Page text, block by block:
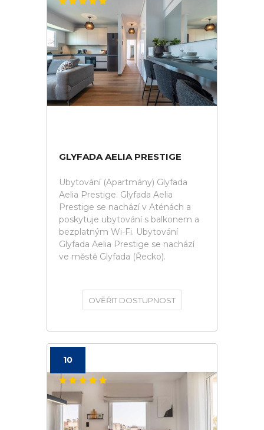
GLYFADA AELIA PRESTIGE
Ubytování (Apartmány) Glyfada
Aelia Prestige. Glyfada Aelia
Prestige se nachází v Aténách a
poskytuje ubytování s balkonem a
bezplatným Wi-Fi. Ubytování
Glyfada Aelia Prestige se nachází
ve městě Glyfada (Řecko).
OVĚŘIT DOSTUPNOST
10